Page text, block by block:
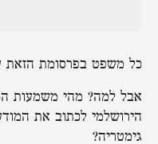
כל משפט בפרסומת הזאת
אבל למה? מהי משמעות
הירושלמי לכתוב את
גימטריה?